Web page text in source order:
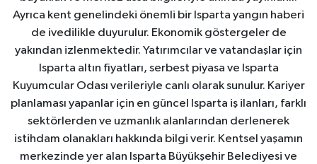
Ayrıca kent genelindeki önemli bir Isparta yangın haberi
de ivedilikle duyurulur. Ekonomik göstergeler de
yakından izlenmektedir. Yatırımcılar ve vatandaşlar için
Isparta altın fiyatları, serbest piyasa ve Isparta
Kuyumcular Odası verileriyle canlı olarak sunulur. Kariyer
planlaması yapanlar için en güncel Isparta iş ilanları, farklı
sektörlerden ve uzmanlık alanlarından derlenerek
istihdam olanakları hakkında bilgi verir. Kentsel yaşamın
merkezinde yer alan Isparta Büyükşehir Belediyesi ve